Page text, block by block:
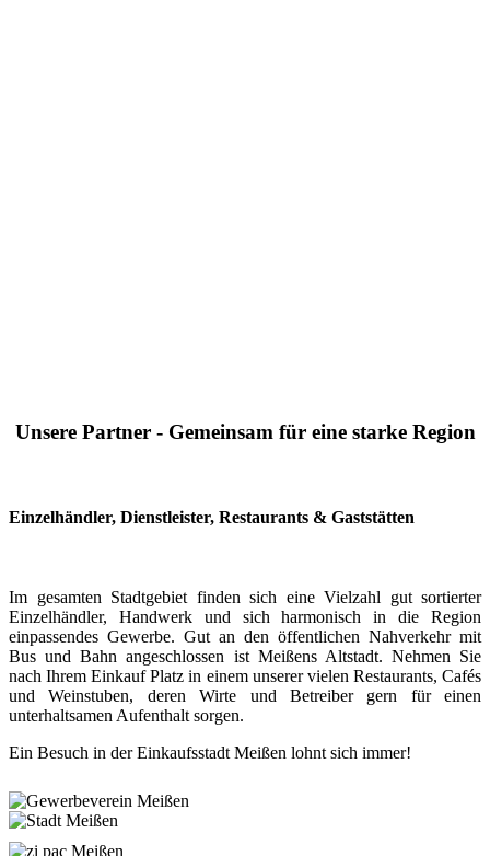
Unsere Partner - Gemeinsam für eine starke Region
Einzelhändler, Dienstleister, Restaurants & Gaststätten
Im gesamten Stadtgebiet finden sich eine Vielzahl gut sortierter
Einzelhändler, Handwerk und sich harmonisch in die Region
einpassendes Gewerbe. Gut an den öffentlichen Nahverkehr mit
Bus und Bahn angeschlossen ist Meißens Altstadt. Nehmen Sie
nach Ihrem Einkauf Platz in einem unserer vielen Restaurants, Cafés
und Weinstuben, deren Wirte und Betreiber gern für einen
unterhaltsamen Aufenthalt sorgen.
Ein Besuch in der Einkaufsstadt Meißen lohnt sich immer!